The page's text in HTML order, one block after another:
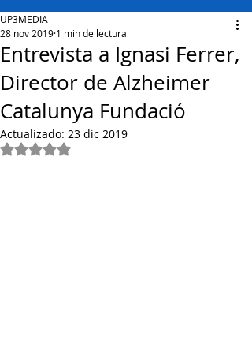
Entrevista a Ignasi Ferrer,
Director de Alzheimer
Catalunya Fundació
UP3MEDIA
28 nov 2019 1 min de lectura
Actualizado: 23 dic 2019
Obtuvo NaN de 5 estrellas.